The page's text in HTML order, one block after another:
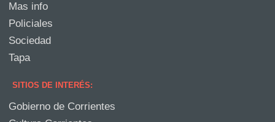
Mas info
Policiales
Sociedad
Tapa
SITIOS DE INTERÉS:
Gobierno de Corrientes